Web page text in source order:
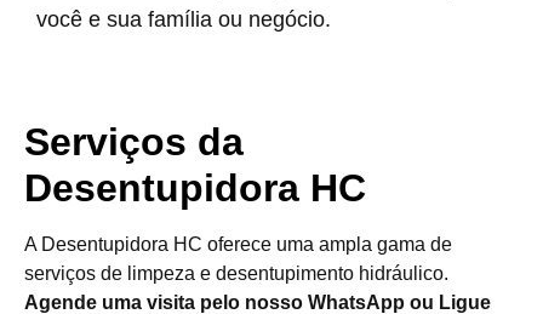
você e sua família ou negócio.
Serviços da
Desentupidora HC
A Desentupidora HC oferece uma ampla gama de
serviços de limpeza e desentupimento hidráulico.
Agende uma visita pelo nosso WhatsApp ou Ligue